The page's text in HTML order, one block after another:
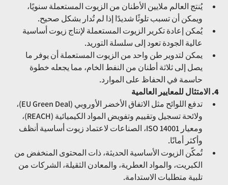
يُنتج العالم ملايين الأطنان من الزيوت المستعملة سنويًا،
ويمكن أن تسبب تلوثًا شديدًا إذا لم تُدار بشكل صحيح.
يُمكن إعادة تكرير الزيوت المستعملة لإنتاج زيوت أساسية
عالية الجودة تعود إلى سلسلة التوريد.
يمكن لتدوير طن واحد من الزيوت المستعملة أن يوفر ما
يصل إلى ثلاثة أطنان من النفط الخام، مما يجعله خطوة
حاسمة في الحفاظ على الموارد.
4. الامتثال للمعايير العالمية
تدفع اللوائح مثل الاتفاق الأخضر الأوروبي (EU Green Deal)،
ولائحة تسجيل وتقييم وتفويض المواد الكيميائية (REACH)،
ومعيار ISO 14001، الصناعات لاعتماد زيوت أساسية أنظف
وأكثر أمانًا.
تُمكّن الزيوت الأساسية الحديثة، ذات المحتوى المنخفض من
الكبريت، والمواد العطرية، والمعادن الثقيلة، الشركات من
تلبية متطلبات الاستدامة.